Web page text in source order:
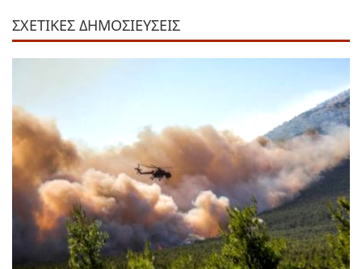
ΣΧΕΤΙΚΕΣ ΔΗΜΟΣΙΕΥΣΕΙΣ